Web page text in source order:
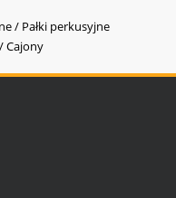
/ Pałki perkusyjne
Cajony